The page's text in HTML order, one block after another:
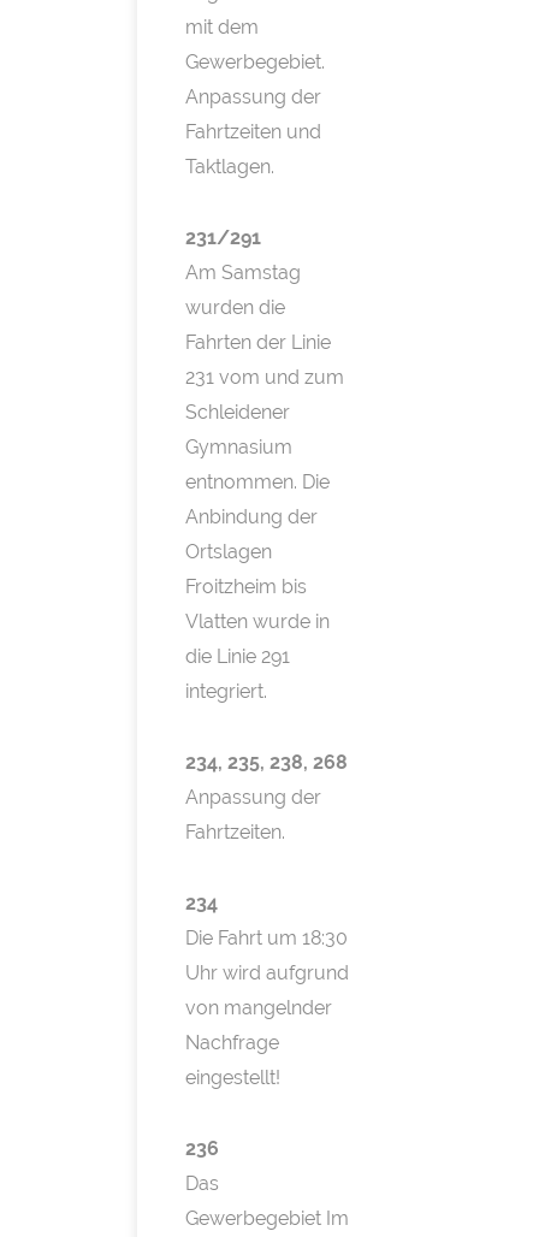
mit dem
Gewerbegebiet.
Anpassung der
Fahrtzeiten und
Taktlagen.
231/291
Am Samstag
wurden die
Fahrten der Linie
231 vom und zum
Schleidener
Gymnasium
entnommen. Die
Anbindung der
Ortslagen
Froitzheim bis
Vlatten wurde in
die Linie 291
integriert.
234, 235, 238, 268
Anpassung der
Fahrtzeiten.
234
Die Fahrt um 18:30
Uhr wird aufgrund
von mangelnder
Nachfrage
eingestellt!
236
Das
Gewerbegebiet Im